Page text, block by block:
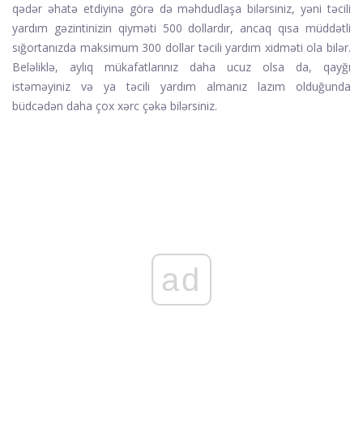
qədər əhatə etdiyinə görə də məhdudlaşa bilərsiniz, yəni təcili
yardım gəzintinizin qiyməti 500 dollardır, ancaq qısa müddətli
sığortanızda maksimum 300 dollar təcili yardım xidməti ola bilər.
Beləliklə, aylıq mükafatlarınız daha ucuz olsa da, qayğı
istəməyiniz və ya təcili yardım almanız lazım olduğunda
büdcədən daha çox xərc çəkə bilərsiniz.
ad